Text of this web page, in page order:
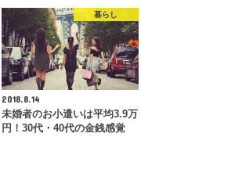
暮らし
2018.8.14
未婚者のお小遣いは平均3.9万
円！30代・40代の金銭感覚